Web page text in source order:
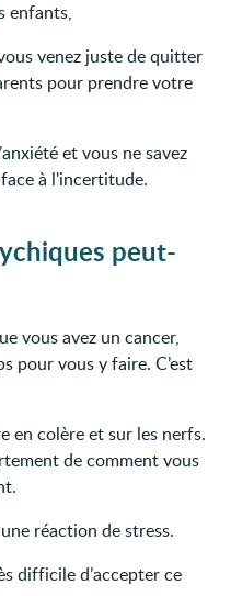
enfants,
venez juste de quitter
pour prendre votre
et vous ne savez
à l'incertitude.
peut-
vous avez un cancer,
pour vous y faire. C’est
en colère et sur les nerfs.
de comment vous
réaction de stress.
difficile d’accepter ce